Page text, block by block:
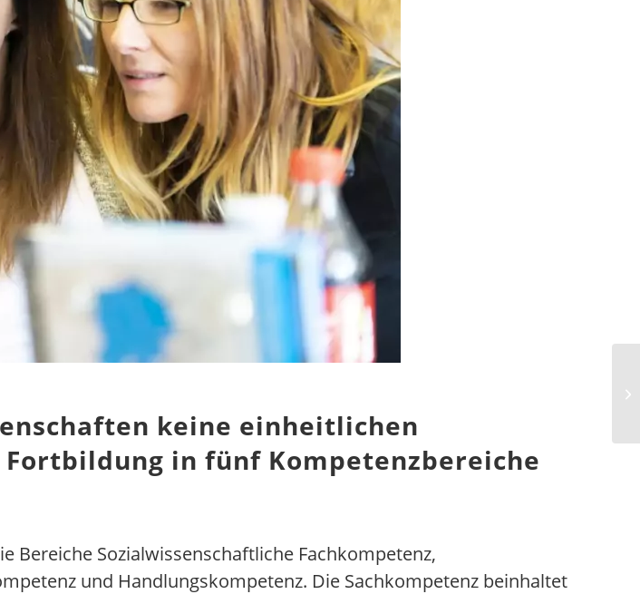
keine einheitlichen
in fünf Kompetenzbereiche
Bereiche Sozialwissenschaftliche Fachkompetenz,
und Handlungskompetenz. Die Sachkompetenz beinhaltet